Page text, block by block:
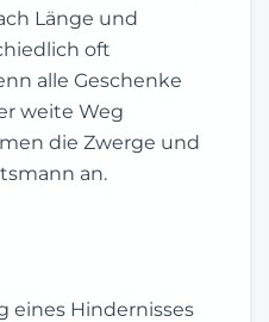
Länge und
oft
alle Geschenke
weite Weg
die Zwerge und
an.
eines Hindernisses